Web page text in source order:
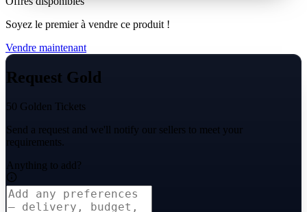
Soyez le premier à vendre ce produit !
Vendre maintenant
Request Gold
50 Golden Tickets
Send a request and we'll notify our sellers to meet your
requirements.
Anything to add?